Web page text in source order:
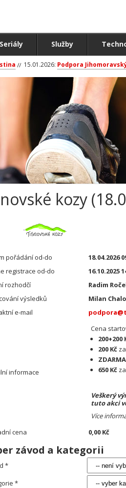
Seriály Služby
15.01.2026: Podpora
kozy
pořádání od-do
18.04.2026
registrace od-do
16.10.2025
rozhodčí
Radim
výsledků
Milan
e-mail
informace
Cena
200+200
200 Kč
ZDARMA
650 Kč
Veškerý
tuto akci
Více
cena
0,00 Kč
závod a kategorii
*
*